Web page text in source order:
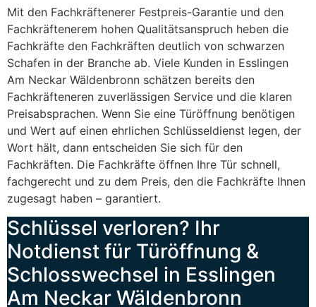
Mit den Fachkräftenerer Festpreis-Garantie und den
Fachkräftenerem hohen Qualitätsanspruch heben die
Fachkräfte den Fachkräften deutlich von schwarzen
Schafen in der Branche ab. Viele Kunden in Esslingen
Am Neckar Wäldenbronn schätzen bereits den
Fachkräfteneren zuverlässigen Service und die klaren
Preisabsprachen. Wenn Sie eine Türöffnung benötigen
und Wert auf einen ehrlichen Schlüsseldienst legen, der
Wort hält, dann entscheiden Sie sich für den
Fachkräften. Die Fachkräfte öffnen Ihre Tür schnell,
fachgerecht und zu dem Preis, den die Fachkräfte Ihnen
zugesagt haben – garantiert.
Schlüssel verloren? Ihr
Notdienst für Türöffnung &
Schlosswechsel in Esslingen
Am Neckar Wäldenbronn